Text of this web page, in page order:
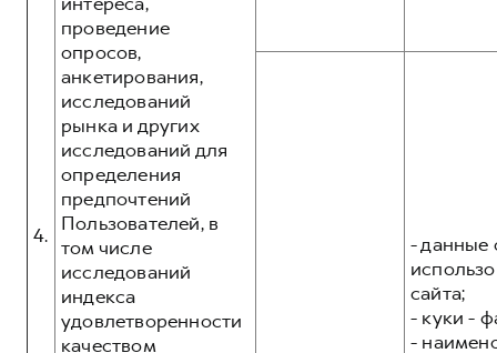
4.
проведение
опросов,
анкетирования,
исследований
рынка и других
исследований для
определения
предпочтений
Пользователей, в
том числе
исследований
индекса
удовлетворенности
качеством
- данные
сайта;
- куки -
-